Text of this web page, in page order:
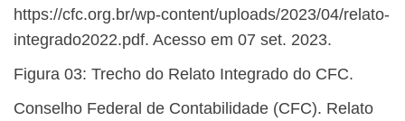
https://cfc.org.br/wp-content/uploads/2023/04/relato-
integrado2022.pdf. Acesso em 07 set. 2023.
Figura 03: Trecho do Relato Integrado do CFC.
Conselho Federal de Contabilidade (CFC). Relato